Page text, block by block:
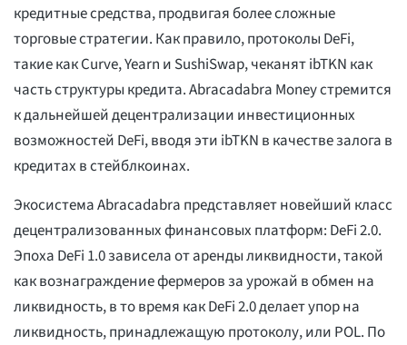
кредитные средства, продвигая более сложные
торговые стратегии. Как правило, протоколы DeFi,
такие как Curve, Yearn и SushiSwap, чеканят ibTKN как
часть структуры кредита. Abracadabra Money стремится
к дальнейшей децентрализации инвестиционных
возможностей DeFi, вводя эти ibTKN в качестве залога в
кредитах в стейблкоинах.
Экосистема Abracadabra представляет новейший класс
децентрализованных финансовых платформ: DeFi 2.0.
Эпоха DeFi 1.0 зависела от аренды ликвидности, такой
как вознаграждение фермеров за урожай в обмен на
ликвидность, в то время как DeFi 2.0 делает упор на
ликвидность, принадлежащую протоколу, или POL. По